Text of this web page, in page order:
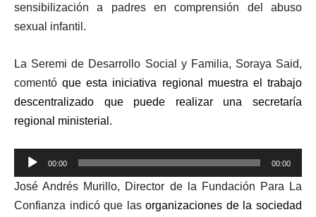
sensibilización a padres en comprensión del abuso
sexual infantil.
La Seremi de Desarrollo Social y Familia, Soraya Said,
comentóque esta iniciativa regional muestra el trabajo
descentralizado que puede realizar una secretaría
regional ministerial.
Reproductor
de
audio
00:00 00:00
José Andrés Murillo, Director de la Fundación Para La
Confianza indicó que lasorganizaciones de la sociedad